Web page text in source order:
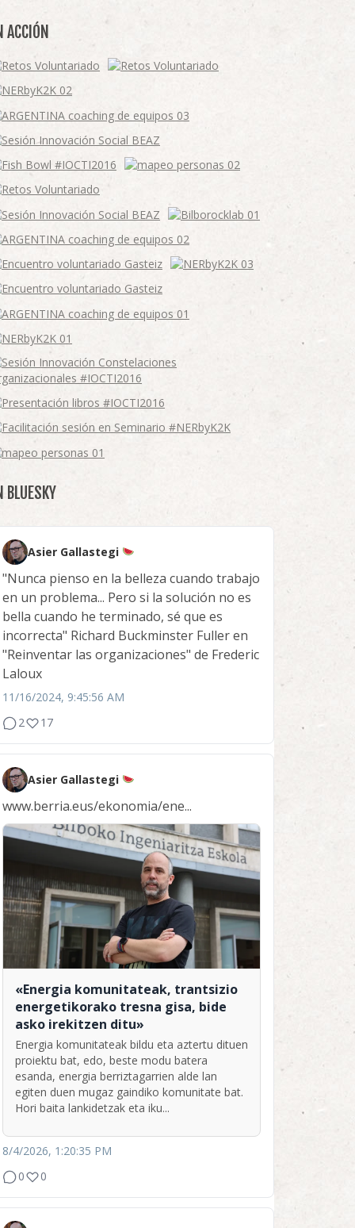
ACCIÓN
BLUESKY
Asier Gallastegi
"Nunca pienso en la belleza cuando trabajo
en un problema... Pero si la solución no es
bella cuando he terminado, sé que es
incorrecta" Richard Buckminster Fuller en
"Reinventar las organizaciones" de Frederic
Laloux
11/16/2024, 9:45:56 AM
2
17
Asier Gallastegi
www.berria.eus/ekonomia/ene...
«Energia komunitateak, trantsizio
energetikorako tresna gisa, bide
asko irekitzen ditu»
Energia komunitateak bildu eta aztertu dituen
proiektu bat, edo, beste modu batera
esanda, energia berriztagarrien alde lan
egiten duen mugaz gaindiko komunitate bat.
Hori baita lankidetzak eta iku...
8/4/2026, 1:20:35 PM
0
0